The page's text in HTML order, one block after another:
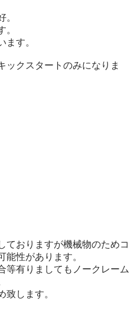
。
。
ます。
ックスタートのみになりま
ておりますが機械物のためコ
能性があります。
等有りましてもノークレーム
致します。